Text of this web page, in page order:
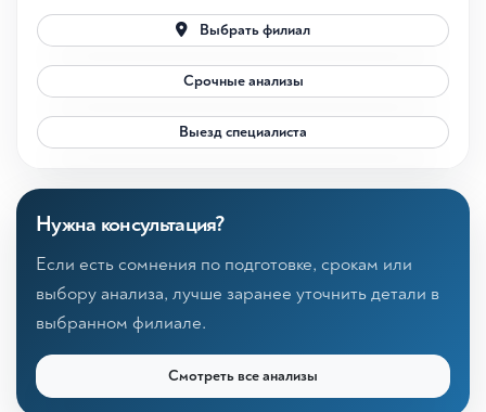
Выбрать филиал
Срочные анализы
Выезд специалиста
Нужна консультация?
Если есть сомнения по подготовке, срокам или
выбору анализа, лучше заранее уточнить детали в
выбранном филиале.
Смотреть все анализы